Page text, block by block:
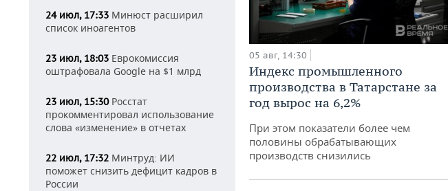
24 июл, 17:33 Минюст расширил
список иноагентов
23 июл, 18:03 Еврокомиссия
оштрафовала Google на $1 млрд
23 июл, 15:30Росстат
прокомментировал использование
слова «изменение» в отчетах
22 июл, 17:32 Минтруд: ИИ
поможет снизить дефицит кадров в
России
05 авг, 14:30
Индекс промышленного
производства в Татарстане за
год вырос на 6,2%
При этом показатели более чем
половины обрабатывающих
производств снизились